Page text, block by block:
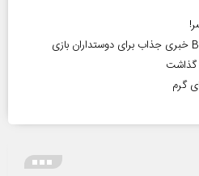
گذاشت
گرم